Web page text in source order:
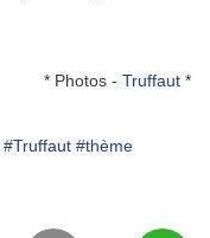
* Photos - Truffaut *
#Truffaut #thème